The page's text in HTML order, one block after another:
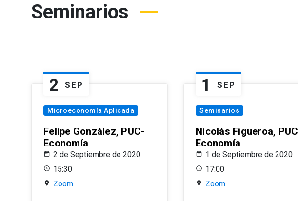
Seminarios
2 SEP
Microeconomía Aplicada
Felipe González, PUC-
Economía
2 de Septiembre de 2020
15:30
Zoom
1 SEP
Seminarios
Nicolás Figueroa, PUC
Economía
1 de Septiembre de 2020
17:00
Zoom